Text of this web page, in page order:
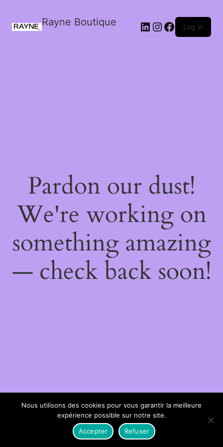
Rayne Boutique Log in
Pardon our dust!
We're working on
something amazing
— check back soon!
Nous utilisons des cookies pour vous garantir la meilleure
expérience possible sur notre site.
Accepter
Refuser